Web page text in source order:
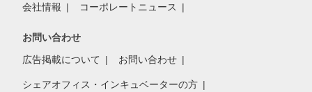
会社情報 コーポレートニュース
お問い合わせ
広告掲載について お問い合わせ
シェアオフィス・インキュベーターの方